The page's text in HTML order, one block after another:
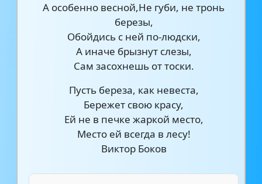
А особенно весной,Не губи, не тронь
березы,
Обойдись с ней по-людски,
А иначе брызнут слезы,
Сам засохнешь от тоски.
Пусть береза, как невеста,
Бережет свою красу,
Ей не в печке жаркой место,
Место ей всегда в лесу!
Виктор Боков